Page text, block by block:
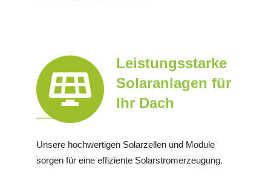
Leistungsstarke
Solaranlagen für
Ihr Dach
Unsere hochwertigen Solarzellen und Module
sorgen für eine effiziente Solarstromerzeugung.